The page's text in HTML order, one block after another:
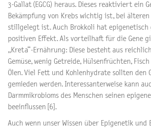
3-Gallat (EGCG) heraus. Dieses reaktiviert ein
Bekämpfung von Krebs wichtig ist, bei
stillgelegt ist. Auch Brokkoli hat epigenetisch
positiven Effekt. Als vorteilhaft für die Gene
„Kreta“-Ernährung: Diese besteht aus
Gemüse, wenig Getreide, Hülsenfrüchten,
Ölen. Viel Fett und Kohlenhydrate sollten den
gemieden werden. Interessanterweise kann
Darmmikrobioms des Menschen seinen
beeinflussen [6].
Auch wenn unser Wissen über Epigenetik und